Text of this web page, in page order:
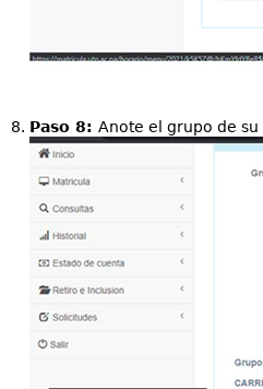
Paso 8: Anote el grupo de